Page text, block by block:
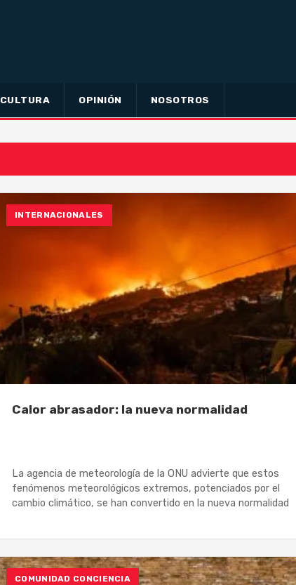
CULTURA OPINIÓN NOSOTROS
INTERNACIONALES
Calor abrasador: la nueva normalidad
La agencia de meteorología de la ONU advierte que estos
fenómenos meteorológicos extremos, potenciados por el
cambio climático, se han convertido en la nueva normalidad
COMUNIDAD CONCIENCIA